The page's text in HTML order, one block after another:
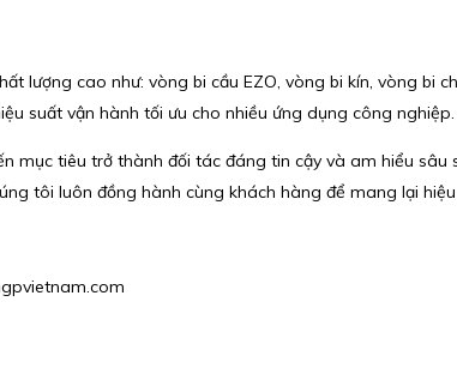
lượng cao như: vòng bi cầu EZO, vòng bi kín, vòng bi
suất vận hành tối ưu cho nhiều ứng dụng công nghiệp.
mục tiêu trở thành đối tác đáng tin cậy và am hiểu
tôi luôn đồng hành cùng khách hàng để mang lại